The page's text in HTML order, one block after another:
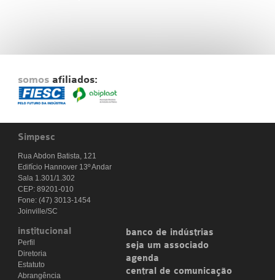
somos afiliados:
Simpesc
Rua Abdon Batista, 121
Edifício Hannover 13º Andar
Sala 1.301/1.302
CEP: 89201-010
Fone: (47) 3013-1454
Joinville/SC
institucional
Perfil
Diretoria
Estatuto
Abrangência
banco de indústrias
seja um associado
agenda
central de comunicação